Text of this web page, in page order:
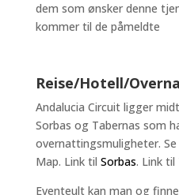
dem som ønsker denne
kommer til de påmeldte
Reise/Hotell/
Andalucia Circuit ligger
Sorbas og Tabernas som
overnattingsmuligheter.
Map. Link til Sorbas. Link til
Eventeult kan man og